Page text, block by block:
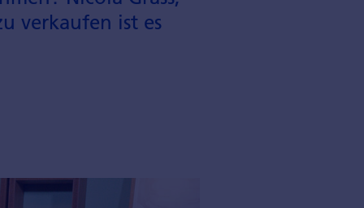
verkaufen ist es